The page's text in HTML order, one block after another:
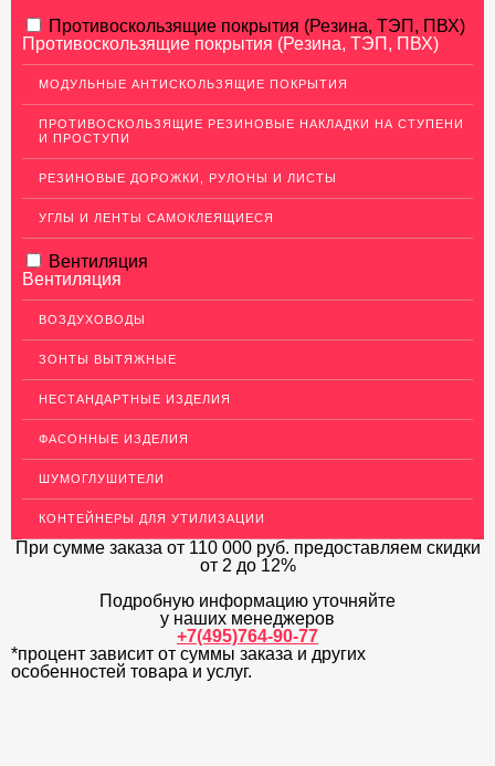
АЛЮМИНИЕВЫЙ ПРОКАТ
Перфорированный лист
Алюминиевые листы
Гладкие алюминиевые листы
Рифленые алюминиевые листы
Алюминиевые профили
Алюминиевые трубы
Профиль для гипсокартона, МДФ, панелей
ДЕКОРАТИВНЫЙ УГОЛОК
МЕТАЛЛИЧЕСКИЕ ПОРОГИ НАПОЛЬНЫЕ (ДЛЯ ПОЛА),
РАСКЛАДКА, ПЛИНТУС
Противоскользящие покрытия (Резина, ТЭП, ПВХ)
Противоскользящие покрытия (Резина, ТЭП, ПВХ)
МОДУЛЬНЫЕ АНТИСКОЛЬЗЯЩИЕ ПОКРЫТИЯ
ПРОТИВОСКОЛЬЗЯЩИЕ РЕЗИНОВЫЕ НАКЛАДКИ НА СТУПЕНИ
И ПРОСТУПИ
РЕЗИНОВЫЕ ДОРОЖКИ, РУЛОНЫ И ЛИСТЫ
УГЛЫ И ЛЕНТЫ САМОКЛЕЯЩИЕСЯ
Вентиляция
Вентиляция
ВОЗДУХОВОДЫ
ЗОНТЫ ВЫТЯЖНЫЕ
НЕСТАНДАРТНЫЕ ИЗДЕЛИЯ
ФАСОННЫЕ ИЗДЕЛИЯ
ШУМОГЛУШИТЕЛИ
КОНТЕЙНЕРЫ ДЛЯ УТИЛИЗАЦИИ
При сумме заказа от 110 000 руб. предоставляем скидки
от 2 до 12%
Подробную информацию уточняйте
у наших менеджеров
+7(495)764-90-77
*процент зависит от суммы заказа и других
особенностей товара и услуг.